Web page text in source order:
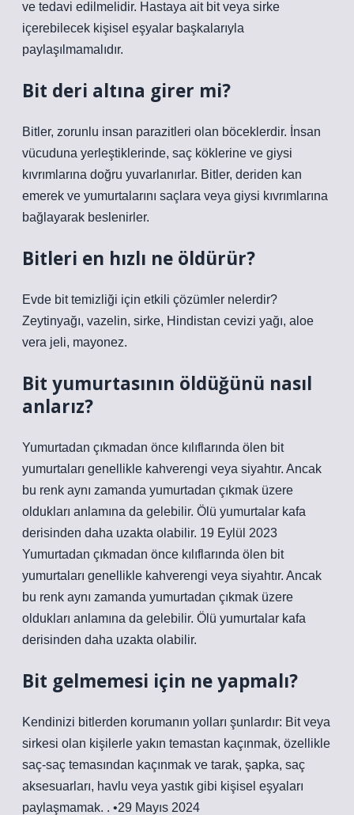
ve tedavi edilmelidir. Hastaya ait bit veya sirke
içerebilecek kişisel eşyalar başkalarıyla
paylaşılmamalıdır.
Bit deri altına girer mi?
Bitler, zorunlu insan parazitleri olan böceklerdir. İnsan
vücuduna yerleştiklerinde, saç köklerine ve giysi
kıvrımlarına doğru yuvarlanırlar. Bitler, deriden kan
emerek ve yumurtalarını saçlara veya giysi kıvrımlarına
bağlayarak beslenirler.
Bitleri en hızlı ne öldürür?
Evde bit temizliği için etkili çözümler nelerdir?
Zeytinyağı, vazelin, sirke, Hindistan cevizi yağı, aloe
vera jeli, mayonez.
Bit yumurtasının öldüğünü nasıl
anlarız?
Yumurtadan çıkmadan önce kılıflarında ölen bit
yumurtaları genellikle kahverengi veya siyahtır. Ancak
bu renk aynı zamanda yumurtadan çıkmak üzere
oldukları anlamına da gelebilir. Ölü yumurtalar kafa
derisinden daha uzakta olabilir. 19 Eylül 2023
Yumurtadan çıkmadan önce kılıflarında ölen bit
yumurtaları genellikle kahverengi veya siyahtır. Ancak
bu renk aynı zamanda yumurtadan çıkmak üzere
oldukları anlamına da gelebilir. Ölü yumurtalar kafa
derisinden daha uzakta olabilir.
Bit gelmemesi için ne yapmalı?
Kendinizi bitlerden korumanın yolları şunlardır: Bit veya
sirkesi olan kişilerle yakın temastan kaçınmak, özellikle
saç-saç temasından kaçınmak ve tarak, şapka, saç
aksesuarları, havlu veya yastık gibi kişisel eşyaları
paylaşmamak. . •29 Mayıs 2024